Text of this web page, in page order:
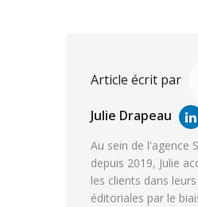
Article écrit par
Julie Drapeau
Au sein de l'agence
depuis 2019, Julie
les clients dans
éditoriales par le